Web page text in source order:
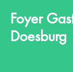
Foyer
Doesburg